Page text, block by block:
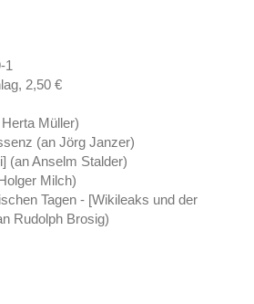
1
2,50 €
Müller)
(an Jörg Janzer)
(an Anselm Stalder)
Milch)
Tagen - [Wikileaks und der
Rudolph Brosig)